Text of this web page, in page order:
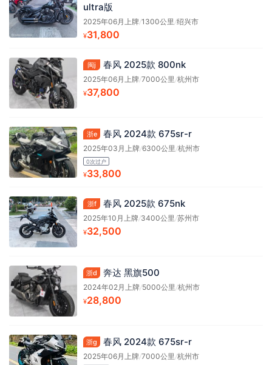
ultra版
2025年06月上牌/1300公里 /绍兴市
¥31,800
闽j 春风 2025款 800nk
2025年06月上牌/7000公里 /杭州市
¥37,800
浙e 春风 2024款 675sr-r
2025年03月上牌/6300公里 /杭州市
0次过户
¥33,800
浙f 春风 2025款 675nk
2025年10月上牌/3400公里 /苏州市
¥32,500
浙d 奔达 黑旗500
2024年02月上牌/5000公里 /杭州市
¥28,800
浙g 春风 2024款 675sr-r
2025年06月上牌/7000公里 /杭州市